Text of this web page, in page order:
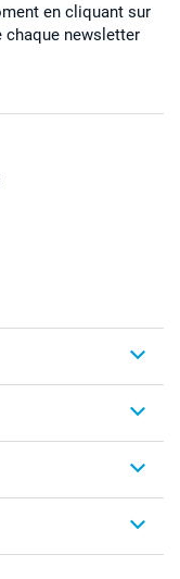
en cliquant sur
chaque newsletter